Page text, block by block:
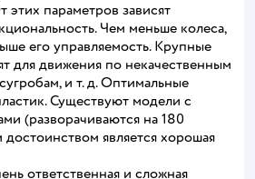
этих параметров зависят
Чем меньше колеса,
его управляемость. Крупные
для движения по некачественным
и т. д. Оптимальные
Существуют модели с
(разворачиваются на 180
является хорошая
ответственная и сложная